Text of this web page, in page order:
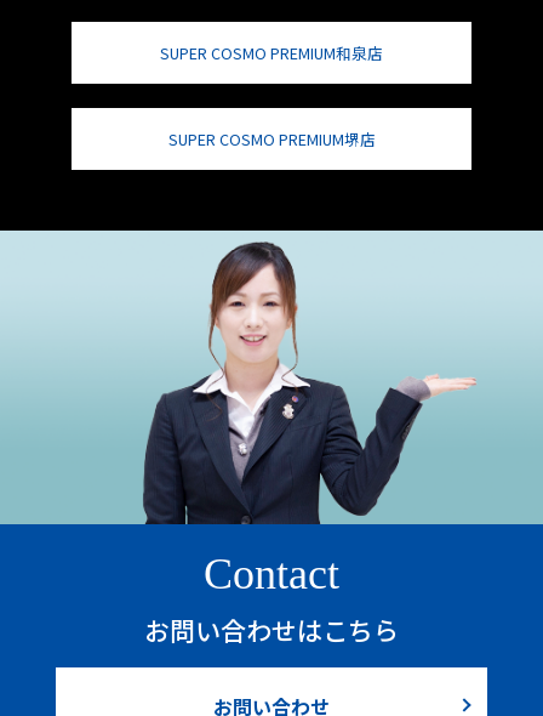
SUPER COSMO PREMIUM和泉店
SUPER COSMO PREMIUM堺店
Contact
お問い合わせはこちら
お問い合わせ